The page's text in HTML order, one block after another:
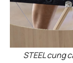
STEEL cung